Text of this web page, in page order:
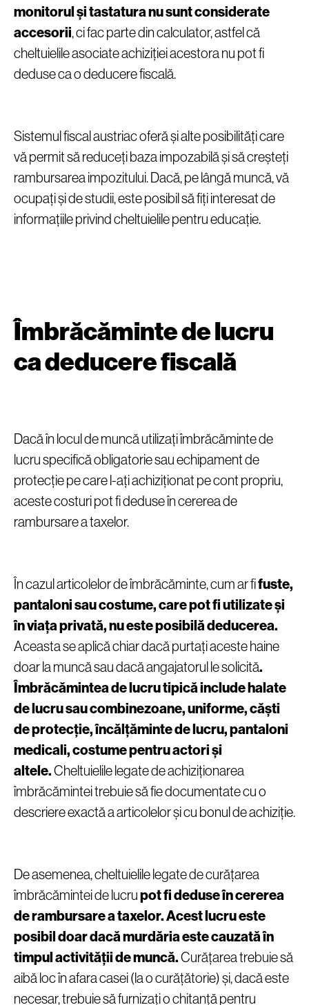
monitorul și tastatura nu sunt considerate
accesorii, ci fac parte din calculator, astfel că
cheltuielile asociate achiziției acestora nu pot fi
deduse ca o deducere fiscală.
Sistemul fiscal austriac oferă și alte posibilități care
vă permit să reduceți baza impozabilă și să creșteți
rambursarea impozitului. Dacă, pe lângă muncă, vă
ocupați și de studii, este posibil să fiți interesat de
informațiile privind cheltuielile pentru educație.
Îmbrăcăminte de lucru
ca deducere fiscală
Dacă în locul de muncă utilizați îmbrăcăminte de
lucru specifică obligatorie sau echipament de
protecție pe care l-ați achiziționat pe cont propriu,
aceste costuri pot fi deduse în cererea de
rambursare a taxelor.
În cazul articolelor de îmbrăcăminte, cum ar fifuste,
pantaloni sau costume, care pot fi utilizate și
în viața privată, nu este posibilă deducerea.
Aceasta se aplică chiar dacă purtați aceste haine
doar la muncă sau dacă angajatorul le solicită.
Îmbrăcămintea de lucru tipică include halate
de lucru sau combinezoane, uniforme, căști
de protecție, încălțăminte de lucru, pantaloni
medicali, costume pentru actori și
altele.Cheltuielile legate de achiziționarea
îmbrăcămintei trebuie să fie documentate cu o
descriere exactă a articolelor și cu bonul de achiziție.
De asemenea, cheltuielile legate de curățarea
îmbrăcămintei de lucrupot fi deduse în cererea
de rambursare a taxelor.Acest lucru este
posibil doar dacă murdăria este cauzată în
timpul activității de muncă.Curățarea trebuie să
aibă loc în afara casei (la o curățătorie) și, dacă este
necesar, trebuie să furnizați o chitanță pentru